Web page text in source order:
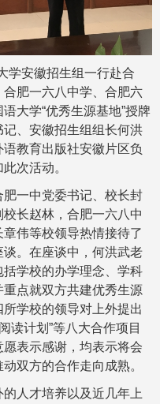
学安徽招生组一行赴合
肥一六八中学、合肥六
大学“优秀生源基地”授牌
、安徽招生组组长何洪
教育出版社安徽片区负
次活动。
一中党委书记、校长封
长赵林，合肥一六八中
伟等校领导热情接待了
谈。在座谈中，何洪武老
学校的办学理念、学科
点就双方共建优秀生源
学校的领导对上外提出
读计划”等八大合作项目
表示感谢，均表示将会
双方的合作走向成熟。
人才培养以及近几年上